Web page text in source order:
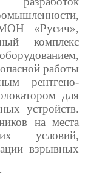
«Русич»,
комплекс
работы
рентгено-
для
устройств.
на места
условий,
взрывных